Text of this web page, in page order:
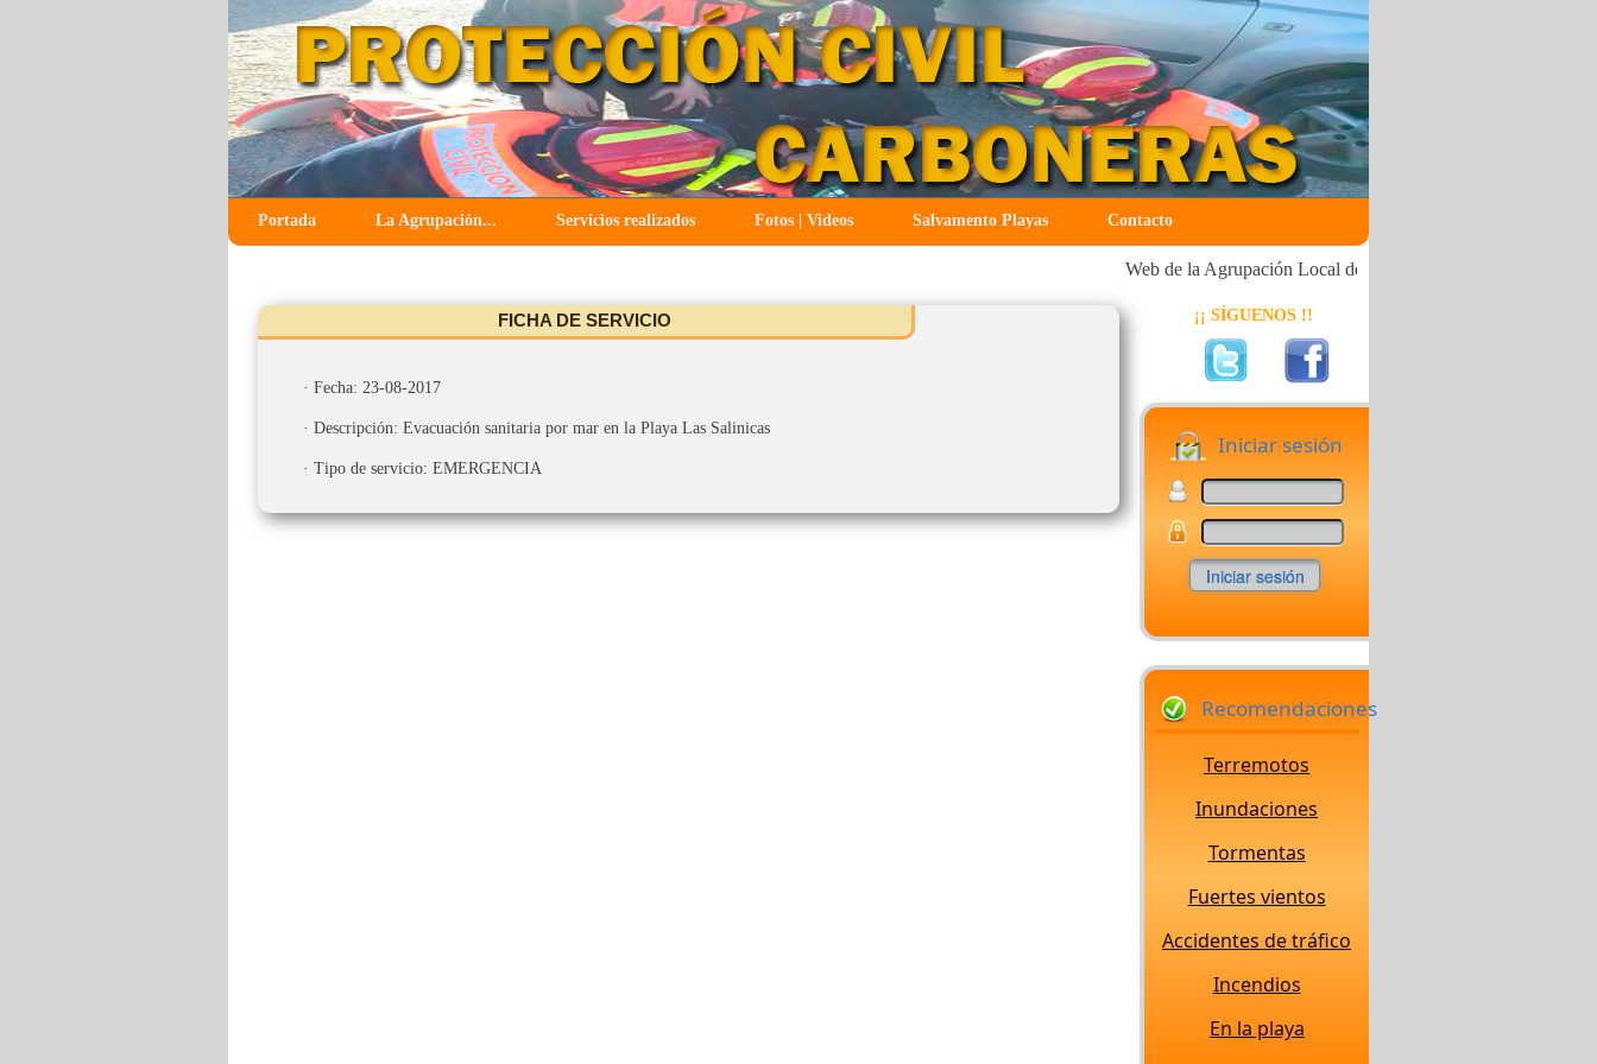
Portada La Agrupación... Servicios realizados Fotos | Videos Salvamento Playas Contacto
Web de la Agrupación Local de Voluntarios de Protección Civil
FICHA DE SERVICIO
· Fecha: 23-08-2017
· Descripción: Evacuación sanitaria por mar en la Playa Las Salinicas
· Tipo de servicio: EMERGENCIA
¡¡ SÍGUENOS !!
Iniciar sesión
Recomendaciones
Terremotos
Inundaciones
Tormentas
Fuertes vientos
Accidentes de tráfico
Incendios
En la playa